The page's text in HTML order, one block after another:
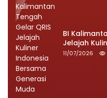
BI
Jelajah
Generasi
11/07/2026